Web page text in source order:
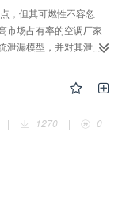
，但其可燃性不容忽
市场占有率的空调厂家
泄漏模型，并对其泄漏
调室外侧发生泄漏的
4），其中各部位发生
>冷凝器>四通阀>二通阀
管（室内侧）；系统
>操作不当>疲劳裂纹。
| 1270 | 0